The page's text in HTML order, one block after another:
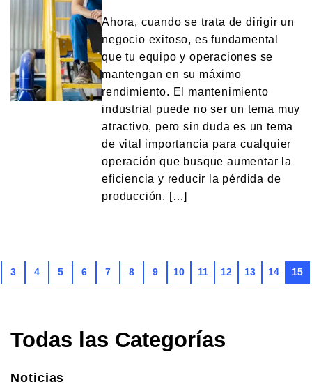
Ahora, cuando se trata de dirigir un
negocio exitoso, es fundamental
que tu equipo y operaciones se
mantengan en su máximo
rendimiento. El mantenimiento
industrial puede no ser un tema muy
atractivo, pero sin duda es un tema
de vital importancia para cualquier
operación que busque aumentar la
eficiencia y reducir la pérdida de
producción. […]
3 4 5 6 7 8 9 10 11 12 13 14 15
Todas las Categorías
Noticias